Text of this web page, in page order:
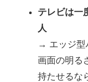
テレビは一
人
→ エッジ型
画面の明る
持たせるな